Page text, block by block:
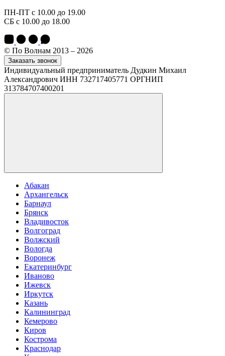
ПН-ПТ с 10.00 до 19.00
СБ с 10.00 до 18.00
© По Волнам 2013 – 2026
Заказать звонок
Индивидуальный предприниматель Дудкин Михаил
Александрович ИНН 732717405771 ОРГНИП
313784707400201
Абакан
Архангельск
Барнаул
Брянск
Владивосток
Волгоград
Волжский
Вологда
Воронеж
Екатеринбург
Иваново
Ижевск
Иркутск
Казань
Калининград
Кемерово
Киров
Кострома
Краснодар